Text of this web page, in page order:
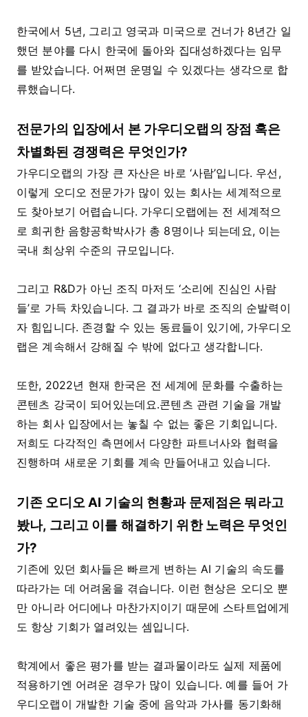
한국에서 5년, 그리고 영국과 미국으로 건너가 8년간 일
했던 분야를 다시 한국에 돌아와 집대성하겠다는 임무
를 받았습니다. 어쩌면 운명일 수 있겠다는 생각으로 합
류했습니다.
전문가의 입장에서 본 가우디오랩의 장점 혹은
차별화된 경쟁력은 무엇인가?
가우디오랩의 가장 큰 자산은 바로 ‘사람’입니다. 우선,
이렇게 오디오 전문가가 많이 있는 회사는 세계적으로
도 찾아보기 어렵습니다. 가우디오랩에는 전 세계적으
로 희귀한 음향공학박사가 총 8명이나 되는데요, 이는
국내 최상위 수준의 규모입니다.
그리고 R&D가 아닌 조직 마저도 ‘소리에 진심인 사람
들’로 가득 차있습니다. 그 결과가 바로 조직의 순발력이
자 힘입니다. 존경할 수 있는 동료들이 있기에, 가우디오
랩은 계속해서 강해질 수 밖에 없다고 생각합니다.
또한, 2022년 현재 한국은 전 세계에 문화를 수출하는
콘텐츠 강국이 되어있는데요.콘텐츠 관련 기술을 개발
하는 회사 입장에서는 놓칠 수 없는 좋은 기회입니다.
저희도 다각적인 측면에서 다양한 파트너사와 협력을
진행하며 새로운 기회를 계속 만들어내고 있습니다.
기존 오디오 AI 기술의 현황과 문제점은 뭐라고
봤나, 그리고 이를 해결하기 위한 노력은 무엇인
가?
기존에 있던 회사들은 빠르게 변하는 AI 기술의 속도를
따라가는 데 어려움을 겪습니다. 이런 현상은 오디오 뿐
만 아니라 어디에나 마찬가지이기 때문에 스타트업에게
도 항상 기회가 열려있는 셈입니다.
학계에서 좋은 평가를 받는 결과물이라도 실제 제품에
적용하기엔 어려운 경우가 많이 있습니다. 예를 들어 가
우디오랩이 개발한 기술 중에 음악과 가사를 동기화해